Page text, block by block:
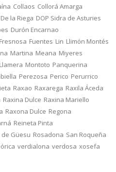
Collaos Collorá Amarga
De la Riega DOP Sidra de Asturies
Durón Encarnao
Fresnosa Fuentes Lin Llimón Montés
Martina Meana Miyeres
Montoto Panquerina
Perezosa Perico Perurrico
Raxao Raxarega Raxila Áceda
Raxina Dulce Raxina Mariello
Raxona Dulce Regona
Reineta Pinta
Güesu Rosadona San Roqueña
verdialona verdosa xosefa